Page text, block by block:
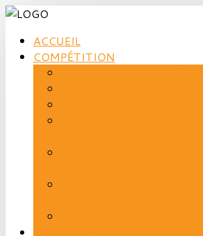
ACCUEIL
COMPÉTITION